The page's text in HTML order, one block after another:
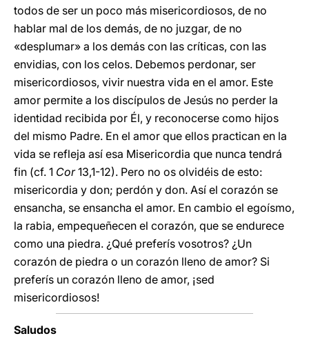
todos de ser un poco más misericordiosos, de no
hablar mal de los demás, de no juzgar, de no
«desplumar» a los demás con las críticas, con las
envidias, con los celos. Debemos perdonar, ser
misericordiosos, vivir nuestra vida en el amor. Este
amor permite a los discípulos de Jesús no perder la
identidad recibida por Él, y reconocerse como hijos
del mismo Padre. En el amor que ellos practican en la
vida se refleja así esa Misericordia que nunca tendrá
fin (cf. 1 Cor13,1-12). Pero no os olvidéis de esto:
misericordia y don; perdón y don. Así el corazón se
ensancha, se ensancha el amor. En cambio el egoísmo,
la rabia, empequeñecen el corazón, que se endurece
como una piedra. ¿Qué preferís vosotros? ¿Un
corazón de piedra o un corazón lleno de amor? Si
preferís un corazón lleno de amor, ¡sed
misericordiosos!
Saludos